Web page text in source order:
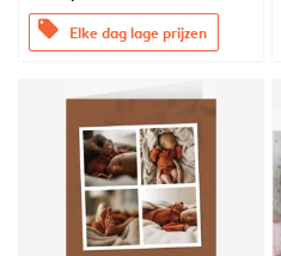
offers Elke dag lage prijzen